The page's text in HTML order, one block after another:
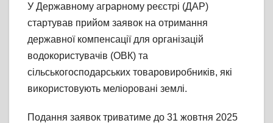
У Державному аграрному реєстрі (ДАР)
стартував прийом заявок на отримання
державної компенсації для організацій
водокористувачів (ОВК) та
сільськогосподарських товаровиробників, які
використовують меліоровані землі.
Подання заявок триватиме до 31 жовтня 2025